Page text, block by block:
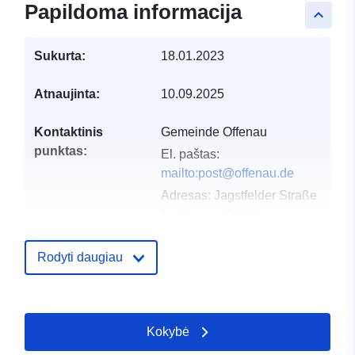
keyboard_arrow_up
Papildoma informacija
Sukurta: 18.01.2023
Atnaujinta: 10.09.2025
Kontaktinis
punktas:
Gemeinde Offenau
El. paštas:
mailto:post@offenau.de
Adresas: Jagstfelder Straße
2026
Atnaujinta informacija apie
Rodyti daugiau
Kokybė